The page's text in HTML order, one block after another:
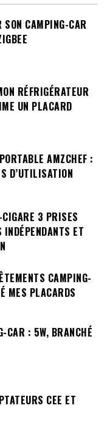
SON CAMPING-CAR
RÉFRIGÉRATEUR
UN PLACARD
AMZCHEF :
D’UTILISATION
3 PRISES
ET
CAMPING-
MES PLACARDS
CAR : 5W, BRANCHÉ
CEE ET